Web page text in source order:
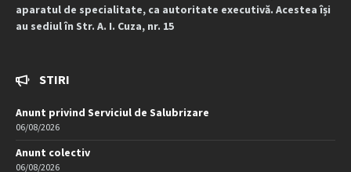
aparatul de specialitate, ca autoritate executivă. Acestea își
au sediul în Str. A. I. Cuza, nr. 15
STIRI
Anunt privind Serviciul de Salubrizare
06/08/2026
Anunt colectiv
06/08/2026